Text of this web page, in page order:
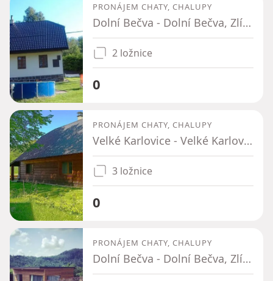
PRONÁJEM CHATY, CHALUPY
Dolní Bečva - Dolní Bečva, Zlínský kraj
2 ložnice
0
PRONÁJEM CHATY, CHALUPY
Velké Karlovice - Velké Karlovice, Zlínský kraj
3 ložnice
0
PRONÁJEM CHATY, CHALUPY
Dolní Bečva - Dolní Bečva, Zlínský kraj